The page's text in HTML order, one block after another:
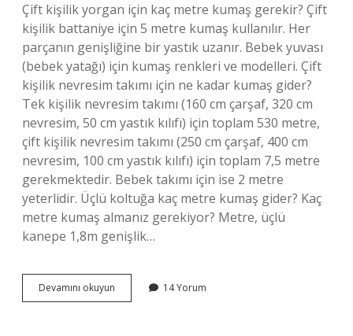
Çift kişilik yorgan için kaç metre kumaş gerekir? Çift
kişilik battaniye için 5 metre kumaş kullanılır. Her
parçanın genişliğine bir yastık uzanır. Bebek yuvası
(bebek yatağı) için kumaş renkleri ve modelleri. Çift
kişilik nevresim takımı için ne kadar kumaş gider?
Tek kişilik nevresim takımı (160 cm çarşaf, 320 cm
nevresim, 50 cm yastık kılıfı) için toplam 530 metre,
çift kişilik nevresim takımı (250 cm çarşaf, 400 cm
nevresim, 100 cm yastık kılıfı) için toplam 7,5 metre
gerekmektedir. Bebek takımı için ise 2 metre
yeterlidir. Üçlü koltuğa kaç metre kumaş gider? Kaç
metre kumaş almanız gerekiyor? Metre, üçlü
kanepe 1,8m genişlik…
Devamını okuyun
Kişilik
14 Yorum